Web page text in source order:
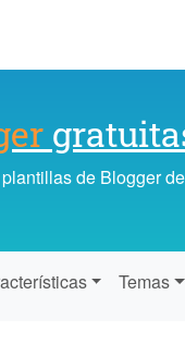
de Blogger
Temas